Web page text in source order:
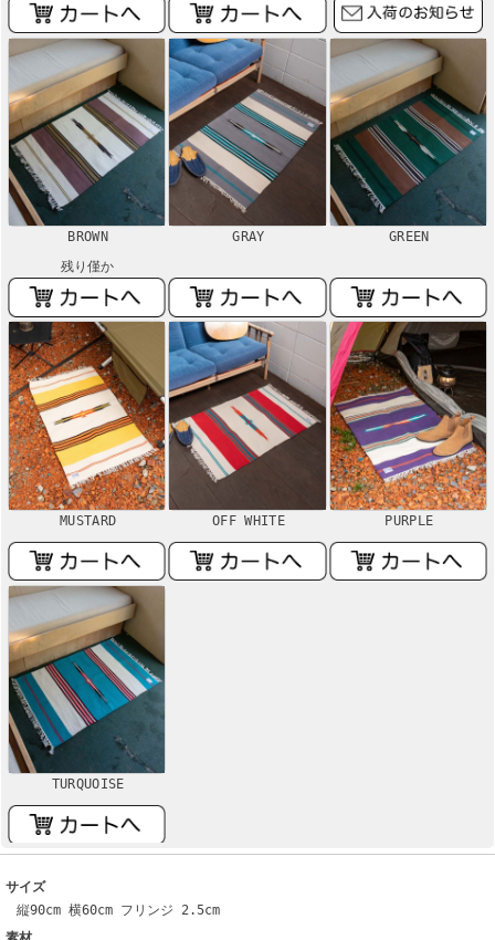
BROWN
残り僅か
GRAY GREEN
MUSTARD OFF WHITE PURPLE
TURQUOISE
サイズ
縦90cm 横60cm フリンジ 2.5cm